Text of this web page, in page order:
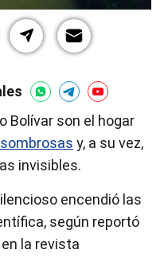
Bolívar son el hogar
y, a su vez,
invisibles.
encendió las
según reportó
la revista